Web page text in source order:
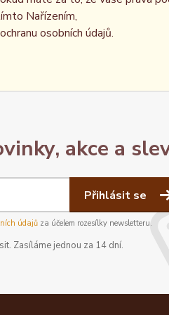
Nařízením,
osobních údajů.
akce a
Přihlásit se
údajůza účelem rozesílky newsletteru.
Zasíláme jednou za 14 dní.